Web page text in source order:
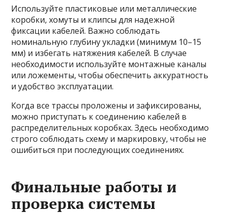
Используйте пластиковые или металлические
коробки, хомуты и клипсы для надежной
фиксации кабелей. Важно соблюдать
номинальную глубину укладки (минимум 10–15
мм) и избегать натяжения кабелей. В случае
необходимости используйте монтажные каналы
или ложементы, чтобы обеспечить аккуратность
и удобство эксплуатации.
Когда все трассы проложены и зафиксированы,
можно приступать к соединению кабелей в
распределительных коробках. Здесь необходимо
строго соблюдать схему и маркировку, чтобы не
ошибиться при последующих соединениях.
Финальные работы и
проверка системы